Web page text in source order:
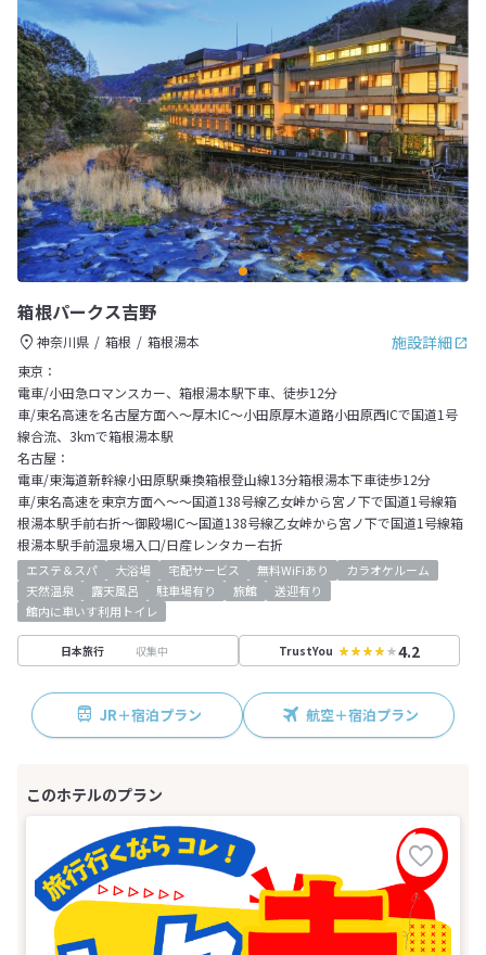
箱根パークス吉野
施設詳細
神奈川県 箱根
箱根湯本
東京：
電車/小田急ロマンスカー、箱根湯本駅下車、徒歩12分
車/東名高速を名古屋方面へ～厚木IC～小田原厚木道路小田原西ICで国道1号
線合流、3kmで箱根湯本駅
名古屋：
電車/東海道新幹線小田原駅乗換箱根登山線13分箱根湯本下車徒歩12分
車/東名高速を東京方面へ～～国道138号線乙女峠から宮ノ下で国道1号線箱
根湯本駅手前右折～御殿場IC～国道138号線乙女峠から宮ノ下で国道1号線箱
根湯本駅手前温泉場入口/日産レンタカー右折
エステ＆スパ 大浴場 宅配サービス 無料WiFiあり
カラオケルーム
天然温泉
露天風呂 駐車場有り 旅館
送迎有り
館内に車いす利用トイレ
日本旅行 収集中 TrustYou 4.2
JR＋宿泊プラン 航空＋宿泊プラン